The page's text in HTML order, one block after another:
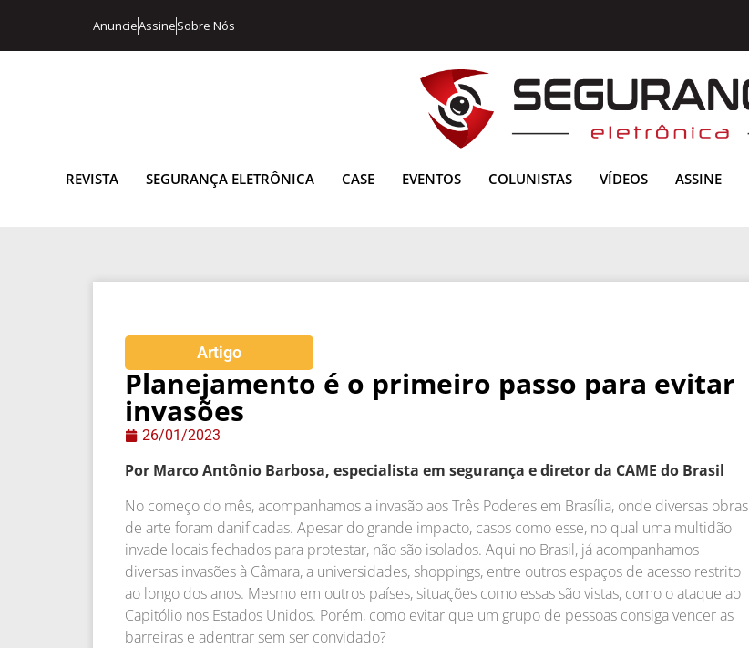
AnuncieAssineSobre Nós
REVISTA SEGURANÇA ELETRÔNICA CASE EVENTOS COLUNISTAS VÍDEOS ASSINE
Artigo
Planejamento é o primeiro passo para evitar
invasões
26/01/2023
Por Marco Antônio Barbosa, especialista em segurança e diretor da CAME do Brasil
No começo do mês, acompanhamos a invasão aos Três Poderes em Brasília, onde diversas obras
de arte foram danificadas. Apesar do grande impacto, casos como esse, no qual uma multidão
invade locais fechados para protestar, não são isolados. Aqui no Brasil, já acompanhamos
diversas invasões à Câmara, a universidades, shoppings, entre outros espaços de acesso restrito
ao longo dos anos. Mesmo em outros países, situações como essas são vistas, como o ataque ao
Capitólio nos Estados Unidos. Porém, como evitar que um grupo de pessoas consiga vencer as
barreiras e adentrar sem ser convidado?